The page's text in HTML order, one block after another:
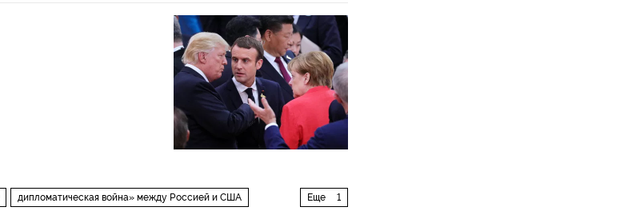
Еще 1
дипломатическая война» между Россией и США